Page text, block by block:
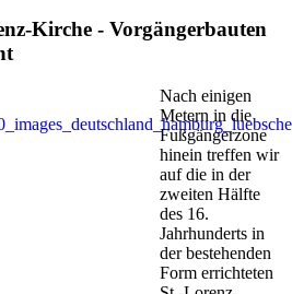
Kirche - Vorgängerbauten
Nach einigen
Metern in die
Fußgängerzone
hinein treffen wir
auf die in der
zweiten Hälfte
des 16.
Jahrhunderts in
der bestehenden
Form errichteten